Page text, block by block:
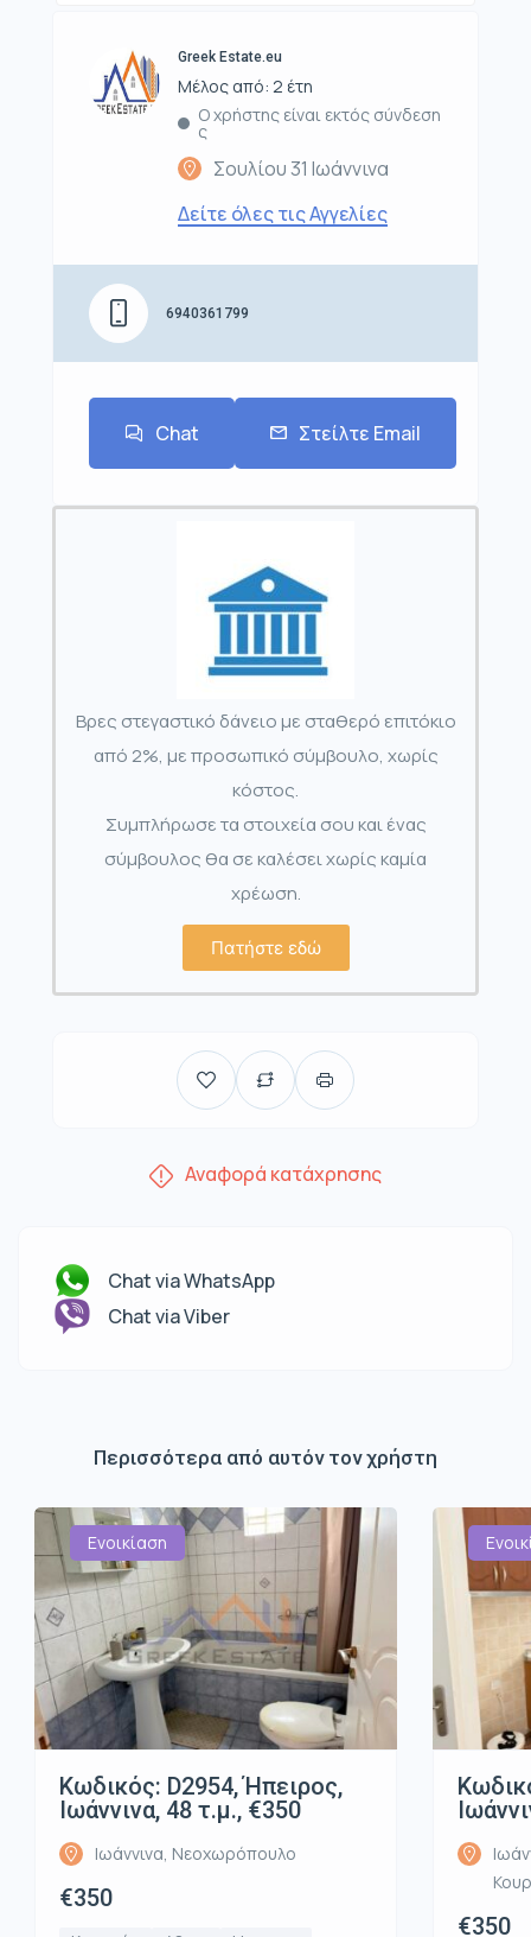
Greek Estate.eu
Μέλος από: 2 έτη
Ο χρήστης είναι εκτός σύνδεση
ς
Σουλίου 31 Ιωάννινα
Δείτε όλες τις Αγγελίες
6940361799
Chat Στείλτε Email
Βρες στεγαστικό δάνειο με σταθερό επιτόκιο
από 2%, με προσωπικό σύμβουλο, χωρίς
κόστος.
Συμπλήρωσε τα στοιχεία σου και ένας
σύμβουλος θα σε καλέσει χωρίς καμία
χρέωση.
Πατήστε εδώ
Αναφορά κατάχρησης
Chat via WhatsApp
Chat via Viber
Περισσότερα από αυτόν τον χρήστη
Ενοικίαση
Κωδικός: D2954, Ήπειρος,
Ιωάννινα, 48 τ.μ., €350
Ιωάννινα, Νεοχωρόπουλο
€350
€350